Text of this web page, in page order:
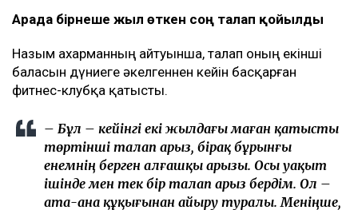
ТАҒЫ ДА ОҚЫҢЫЗДАР
Байжанов бостандыққа шыққанымен, алты жыл
бақылауда болады
Бишімбаевтың туысы Бақытжан Байжанов
бостандыққа шықты
Бишімбаев ісі арқылы танылған Айжан Аймағанова
прокуратурадағы қызметінен кетті
Арада бірнеше жыл өткен соң талап қойылды